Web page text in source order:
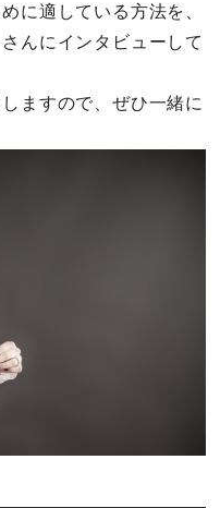
に適している方法を、
んにインタビューして
ますので、ぜひ一緒に